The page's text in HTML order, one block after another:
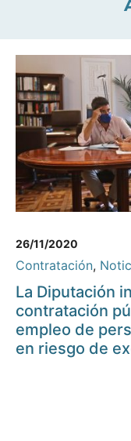
26/11/2020
Contratación,
La Diputación
contratación
empleo de
en riesgo de